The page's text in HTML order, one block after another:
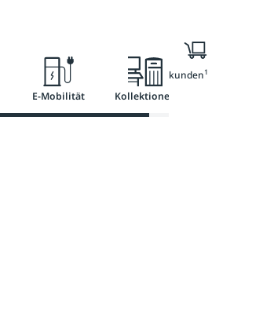
E-Mobilität Kollektionen
Nur für Geschäftskunden1